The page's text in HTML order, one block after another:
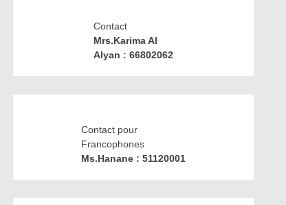
Contact
Mrs.Karima Al
Alyan : 66802062
Contact pour
Francophones
Ms.Hanane : 51120001